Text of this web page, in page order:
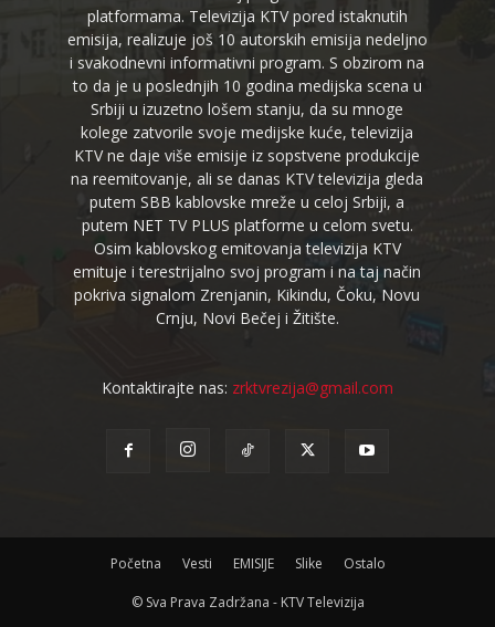
platformama. Televizija KTV pored istaknutih
emisija, realizuje još 10 autorskih emisija nedeljno
i svakodnevni informativni program. S obzirom na
to da je u poslednjih 10 godina medijska scena u
Srbiji u izuzetno lošem stanju, da su mnoge
kolege zatvorile svoje medijske kuće, televizija
KTV ne daje više emisije iz sopstvene produkcije
na reemitovanje, ali se danas KTV televizija gleda
putem SBB kablovske mreže u celoj Srbiji, a
putem NET TV PLUS platforme u celom svetu.
Osim kablovskog emitovanja televizija KTV
emituje i terestrijalno svoj program i na taj način
pokriva signalom Zrenjanin, Kikindu, Čoku, Novu
Crnju, Novi Bečej i Žitište.
Kontaktirajte nas: zrktvrezija@gmail.com
Početna Vesti EMISIJE Slike Ostalo
© Sva Prava Zadržana - KTV Televizija